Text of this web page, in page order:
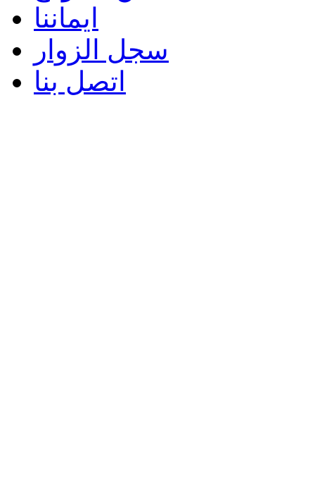
ايماننا
سجل الزوار
اتصل بنا